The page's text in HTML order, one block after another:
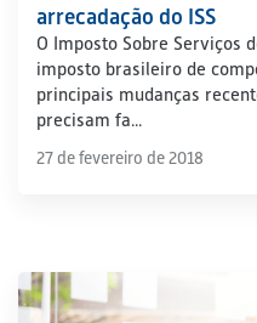
arrecadação do ISS
O Imposto Sobre Serviços
imposto brasileiro de
principais mudanças
precisam fa...
27 de fevereiro de 2018